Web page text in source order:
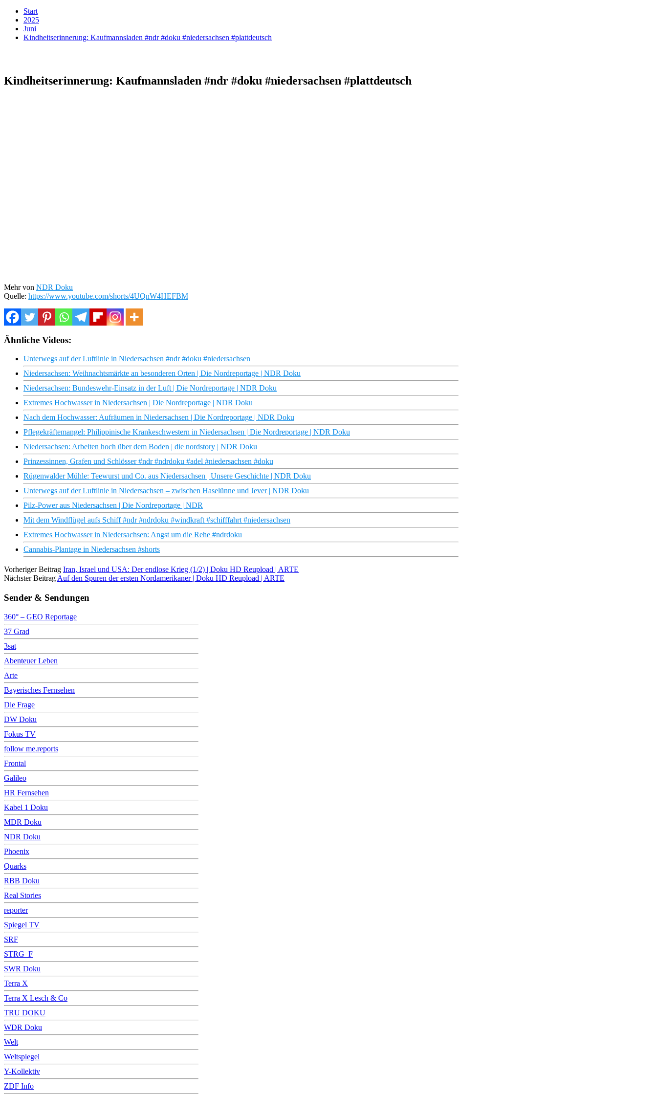
Start
2025
Juni
Kindheitserinnerung: Kaufmannsladen #ndr #doku #niedersachsen #plattdeutsch
Kindheitserinnerung: Kaufmannsladen #ndr #doku #niedersachsen #plattdeutsch
Mehr von NDR Doku
Quelle: https://www.youtube.com/shorts/4UQnW4HEFBM
Ähnliche Videos:
Unterwegs auf der Luftlinie in Niedersachsen #ndr #doku #niedersachsen
Niedersachsen: Weihnachtsmärkte an besonderen Orten | Die Nordreportage | NDR Doku
Niedersachsen: Bundeswehr-Einsatz in der Luft | Die Nordreportage | NDR Doku
Extremes Hochwasser in Niedersachsen | Die Nordreportage | NDR Doku
Nach dem Hochwasser: Aufräumen in Niedersachsen | Die Nordreportage | NDR Doku
Pflegekräftemangel: Philippinische Krankeschwestern in Niedersachsen | Die Nordreportage | NDR Doku
Niedersachsen: Arbeiten hoch über dem Boden | die nordstory | NDR Doku
Prinzessinnen, Grafen und Schlösser #ndr #ndrdoku #adel #niedersachsen #doku
Rügenwalder Mühle: Teewurst und Co. aus Niedersachsen | Unsere Geschichte | NDR Doku
Unterwegs auf der Luftlinie in Niedersachsen – zwischen Haselünne und Jever | NDR Doku
Pilz-Power aus Niedersachsen | Die Nordreportage | NDR
Mit dem Windflügel aufs Schiff #ndr #ndrdoku #windkraft #schifffahrt #niedersachsen
Extremes Hochwasser in Niedersachsen: Angst um die Rehe #ndrdoku
Cannabis-Plantage in Niedersachsen #shorts
Vorheriger Beitrag Iran, Israel und USA: Der endlose Krieg (1/2) | Doku HD Reupload | ARTE
Nächster Beitrag Auf den Spuren der ersten Nordamerikaner | Doku HD Reupload | ARTE
Sender & Sendungen
360° – GEO Reportage
37 Grad
3sat
Abenteuer Leben
Arte
Bayerisches Fernsehen
Die Frage
DW Doku
Fokus TV
follow me.reports
Frontal
Galileo
HR Fernsehen
Kabel 1 Doku
MDR Doku
NDR Doku
Phoenix
Quarks
RBB Doku
Real Stories
reporter
Spiegel TV
SRF
STRG_F
SWR Doku
Terra X
Terra X Lesch & Co
TRU DOKU
WDR Doku
Welt
Weltspiegel
Y-Kollektiv
ZDF Info